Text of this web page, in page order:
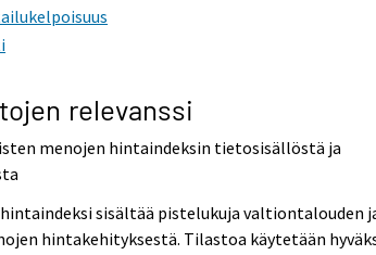
relevanssi
menojen hintaindeksin tietosisällöstä ja
sisältää pistelukuja valtiontalouden
hintakehityksestä. Tilastoa käytetään